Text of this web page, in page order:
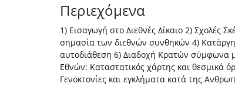
Περιεχόμενα
1) Εισαγωγή στο Διεθνές Δίκαιο 2) Σχολές
σημασία των διεθνών συνθηκών 4)
αυτοδιάθεση 6) Διαδοχή Κρατών σύμφωνα
Εθνών: Καταστατικός χάρτης και θεσμικά
Γενοκτονίες και εγκλήματα κατά της